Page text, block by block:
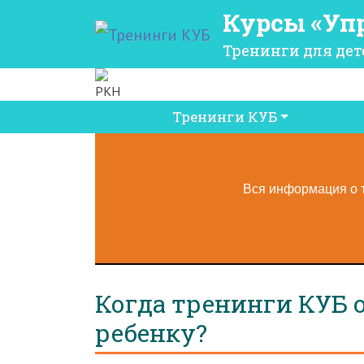
Курсы
Тренинги для
Основная навигация
Тренинги КУБ
Вся информация о
Когда тренинги КУБ
ребенку?